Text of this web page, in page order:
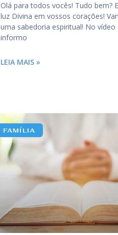
Olá para todos vocês! Tudo bem?
luz Divina em vossos corações!
uma sabedoria espiritual! No vídeo
informo
LEIA MAIS »
FAMÍLIA